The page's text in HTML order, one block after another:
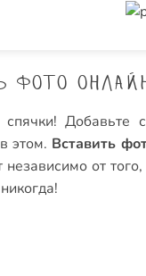
фото
Добавьте
этом. Вставить
от